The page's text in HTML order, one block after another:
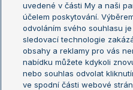
Aktualní trendy
Fotbalové přestupy
uvedené v části My a naši
účelem poskytování.
odvoláním svého souhlasu
sledovací technologie
obsahy a reklamy pro vás
nabídku můžete kdykoli
nebo souhlas odvolat
ve spodní části webové